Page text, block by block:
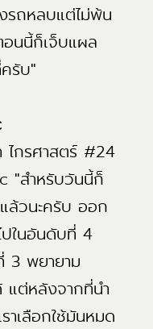
งรถหลบแต่ไม่พ้น
อนนี้ก็เจ็บแผล
รับ"
สตร์ #24
"สำหรับวันนี้ก็
ล้วนะครับ ออก
ในอันดับที่ 4
3 พยายาม
แต่หลังจากที่นำ
าเลือกใช้มันหมด